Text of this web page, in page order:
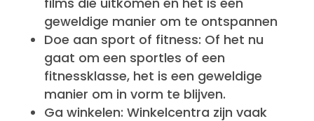
geweldige manier om te ontspannen
Doe aan sport of fitness: Of het nu
gaat om een sportles of een
fitnessklasse, het is een geweldige
manier om in vorm te blijven.
Ga winkelen: Winkelcentra zijn vaak